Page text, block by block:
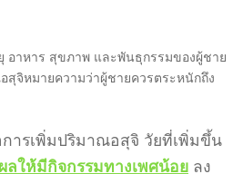
อาหาร สุขภาพ และพันธุกรรมของผู้ชาย
สุจิหมายความว่าผู้ชายควรตระหนักถึง
ารเพิ่มปริมาณอสุจิ วัยที่เพิ่มขึ้น
ให้มีกิจกรรมทางเพศน้อย ลง